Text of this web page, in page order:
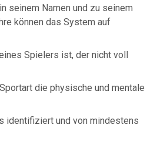
seinem Namen und zu seinem
können das System auf
Spielers ist, der nicht voll
die physische und mentale
identifiziert und von mindestens